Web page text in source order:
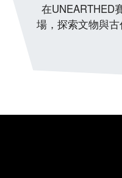
在UNEARTHED
場，探索文物與